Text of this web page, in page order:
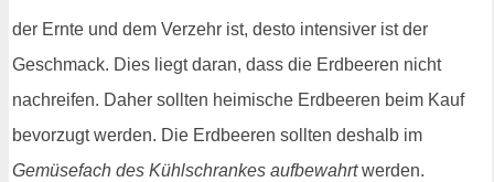
der Ernte und dem Verzehr ist, desto intensiver ist der
Geschmack. Dies liegt daran, dass die Erdbeeren nicht
nachreifen. Daher sollten heimische Erdbeeren beim Kauf
bevorzugt werden. Die Erdbeeren sollten deshalb im
Gemüsefach des Kühlschrankes aufbewahrtwerden.